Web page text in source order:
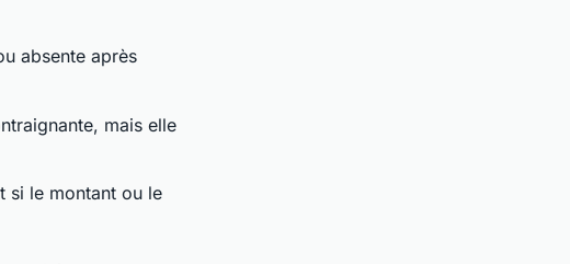
absente après
mais elle
si le montant ou le